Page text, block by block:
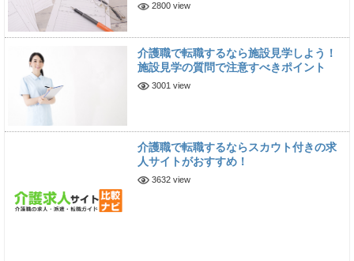
2800 view
介護職で転職するなら施設見学しよう！
施設見学の質問で注意すべきポイント
3001 view
介護職で転職するならスカウト付きの求
人サイトがおすすめ！
3632 view